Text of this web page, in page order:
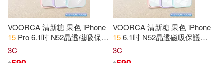
Crafted(38)
Edugorilla Prep Experts(38)
中信出版社(222)
VOORCA 清新糖 果色 iPhone
15 Pro 6.1吋 N52晶透磁吸保護
殼 手機殼 泡泡粉
3C
VOORCA 清新糖 果色 iPhone
156.1吋 N52晶透磁吸保護殼
手機殼 泡泡粉
3C